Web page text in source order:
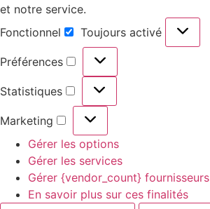
et notre service.
Fonctionnel
Toujours activé
Préférences
Statistiques
Marketing
Gérer les options
Gérer les services
Gérer {vendor_count} fournisseurs
En savoir plus sur ces finalités